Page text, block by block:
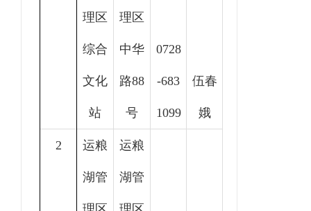
理区
综合
文化
站
理区
中华
路88
号
0728
-683
1099
伍春
娥
2 运粮
湖管
运粮
湖管